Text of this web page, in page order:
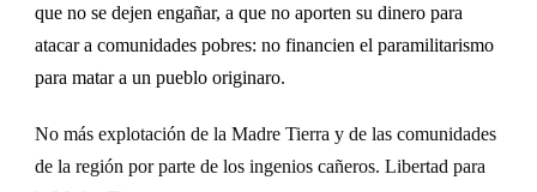
que no se dejen engañar, a que no aporten su dinero para
atacar a comunidades pobres: no financien el paramilitarismo
para matar a un pueblo originaro.
No más explotación de la Madre Tierra y de las comunidades
de la región por parte de los ingenios cañeros. Libertad para